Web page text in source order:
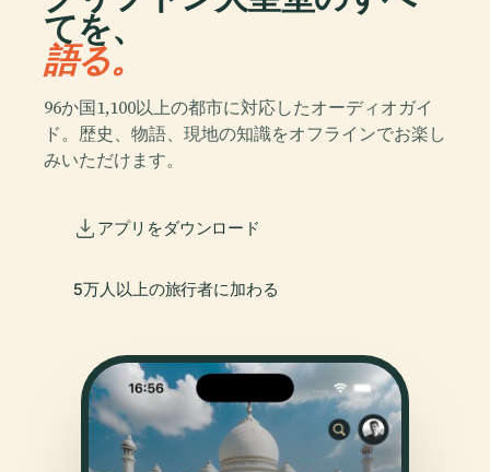
てを、
語る。
96か国1,100以上の都市に対応したオーディオガイ
ド。歴史、物語、現地の知識をオフラインでお楽し
みいただけます。
アプリをダウンロード
5万人以上の旅行者に加わる